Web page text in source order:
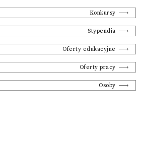
Konkursy
Stypendia
Oferty edukacyjne
Oferty pracy
Osoby